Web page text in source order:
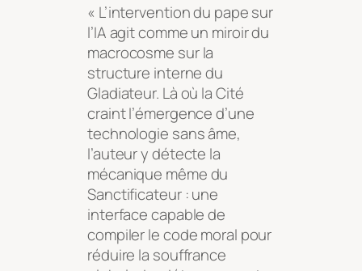
« L’intervention du pape sur
l’IA agit comme un miroir du
macrocosme sur la
structure interne du
Gladiateur. Là où la Cité
craint l’émergence d’une
technologie sans âme,
l’auteur y détecte la
mécanique même du
Sanctificateur : une
interface capable de
compiler le code moral pour
réduire la souffrance